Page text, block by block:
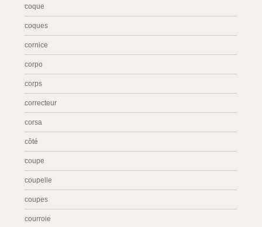
coque
coques
cornice
corpo
corps
correcteur
corsa
côté
coupe
coupelle
coupes
courroie